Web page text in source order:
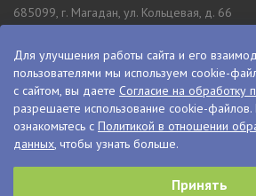
685099, г. Магадан, ул. Кольцевая, д. 66
8 (4132) 61-76-67
Туристский информационный центр
685000, г. Магадан, ул. Пролетарская, д. 11
visitkolyma@mail.ru
+7 (4132) 60-70-11
+7 (4132) 61-73-15
Для улучшения работы сайта и его
пользователями мы используем cookie-
с сайтом, вы даете Согласие на обработку
разрешаете использование cookie-файлов.
ознакомьтесь с Политикой в отношении
данных, чтобы узнать больше.
Принять